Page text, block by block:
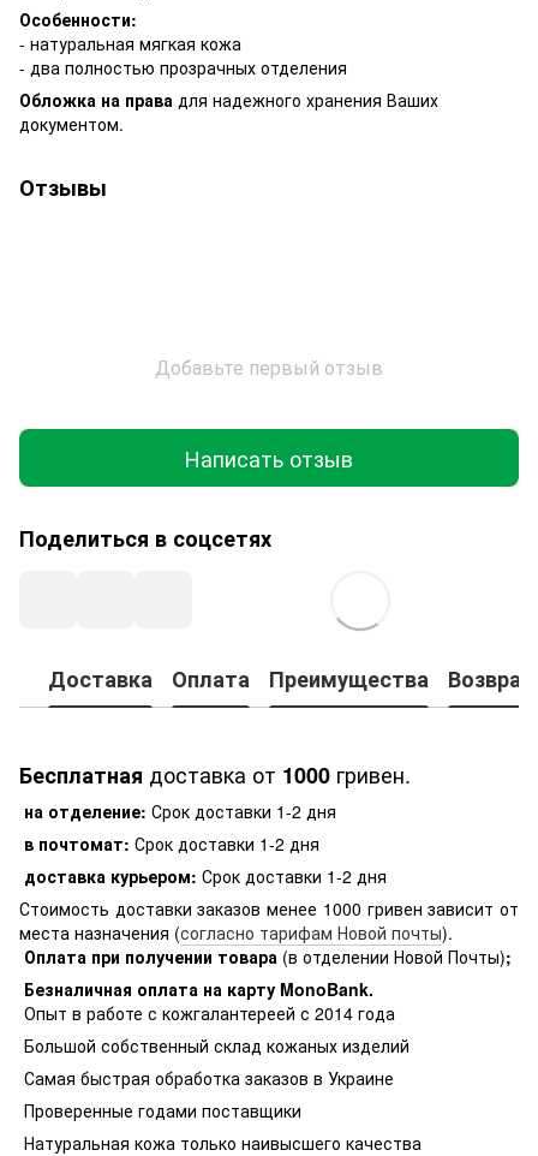
Особенности:
- натуральная мягкая кожа
- два полностью прозрачных отделения
Обложка на права для надежного хранения Ваших
документом.
Отзывы
Добавьте первый отзыв
Написать отзыв
Поделиться в соцсетях
Доставка Оплата Преимущества Возврат
Бесплатная доставка от 1000 гривен.
на отделение: Срок доставки 1-2 дня
в почтомат: Срок доставки 1-2 дня
доставка курьером: Срок доставки 1-2 дня
Стоимость доставки заказов менее 1000 гривен зависит от
места назначения (согласно тарифам Новой почты).
Оплата при получении товара (в отделении Новой Почты);
Безналичная оплата на карту MonoBank.
Опыт в работе с кожгалантереей с 2014 года
Большой собственный склад кожаных изделий
Самая быстрая обработка заказов в Украине
Проверенные годами поставщики
Натуральная кожа только наивысшего качества